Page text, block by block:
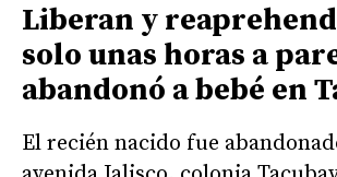
Liberan y
solo unas horas a
abandonó a bebé en
El recién nacido fue